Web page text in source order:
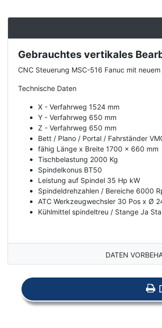
Description
Gebrauchtes vertikales
CNC Steuerung MSC-516 Fanuc mit
Technische Daten
X - Verfahrweg 1524 mm
Y - Verfahrweg 650 mm
Z - Verfahrweg 650 mm
Bett / Plano / Portal / Fahrständer
fähig Länge x Breite 1700 x 660 mm
Tischbelastung 2000 Kg
Spindelkonus BT50
Leistung auf Spindel 35 Hp kW
Spindeldrehzahlen / Bereiche 6000
ATC Werkzeugwechsler 30 Pos x Ø
Kühlmittel spindeltreu / Stange Ja
DATEN